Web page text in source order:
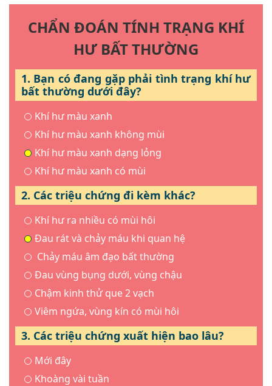
CHẨN ĐOÁN TÍNH TRẠNG KHÍ
HƯ BẤT THƯỜNG
1. Bạn có đang gặp phải tình trạng khí hư
bất thường dưới đây?
Khí hư màu xanh
Khí hư màu xanh không mùi
Khí hư màu xanh dạng lỏng
Khí hư màu xanh có mùi
2. Các triệu chứng đi kèm khác?
Khí hư ra nhiều có mùi hôi
Đau rát và chảy máu khi quan hệ
Chảy máu âm đạo bất thường
Đau vùng bụng dưới, vùng chậu
Chậm kinh thử que 2 vạch
Viêm ngứa, vùng kín có mùi hôi
3. Các triệu chứng xuất hiện bao lâu?
Mới đây
Khoàng vài tuần